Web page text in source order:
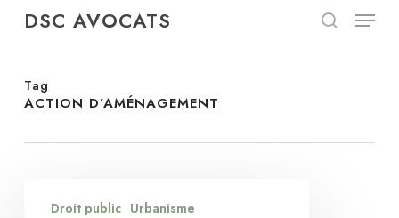
content
DSC AVOCATS Menu
Tag
ACTION D’AMÉNAGEMENT
Droit public Urbanisme